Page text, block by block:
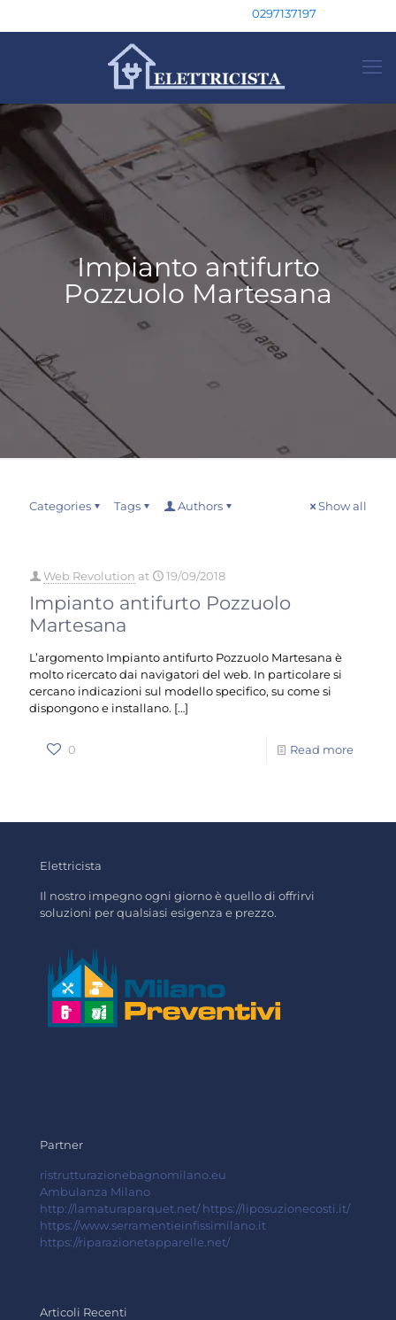
0297137197
Impianto antifurto
Pozzuolo Martesana
Categories Tags Authors Show all
Web Revolution at 19/09/2018
Impianto antifurto Pozzuolo
Martesana
L’argomento Impianto antifurto Pozzuolo Martesana è
molto ricercato dai navigatori del web. In particolare si
cercano indicazioni sul modello specifico, su come si
dispongono e installano. […]
0 Read more
Elettricista
Il nostro impegno ogni giorno è quello di offrirvi
soluzioni per qualsiasi esigenza e prezzo.
Partner
ristrutturazionebagnomilano.eu
Ambulanza Milano
http://lamaturaparquet.net/ https://liposuzionecosti.it/
https://www.serramentieinfissimilano.it
https://riparazionetapparelle.net/
Articoli Recenti